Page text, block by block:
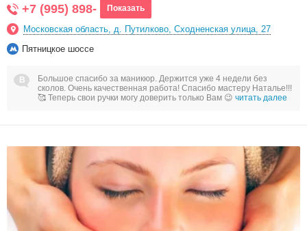
+7 (995) 898- Показать
Московская область, д. Путилково, Сходненская улица, 27
Пятницкое шоссе
Большое спасибо за маникюр. Держится уже 4 недели без
сколов. Очень качественная работа! Спасибо мастеру Наталье!!!
🥰 Теперь свои ручки могу доверить только Вам 😉 читать далее